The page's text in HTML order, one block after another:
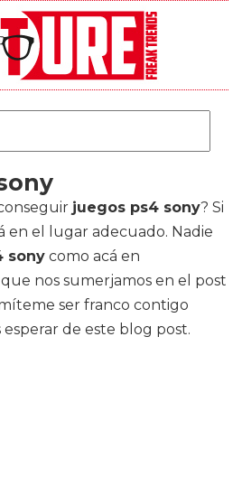
juegos ps4 sony? Si
en el lugar adecuado. Nadie
sony como acá en
nos sumerjamos en el post
ser franco contigo
de este blog post.